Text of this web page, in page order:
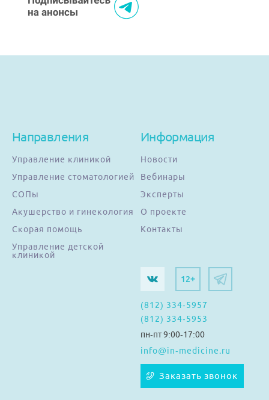
Направления
Управление клиникой
Управление стоматологией
СОПы
Акушерство и гинекология
Скорая помощь
Управление детской
клиникой
Информация
Новости
Вебинары
Эксперты
О проекте
Контакты
12+
(812) 334-5957
(812) 334-5953
пн-пт 9:00-17:00
info@in-medicine.ru
Заказать звонок